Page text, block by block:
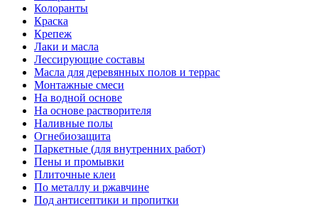
Колоранты
Краска
Крепеж
Лаки и масла
Лессирующие составы
Масла для деревянных полов и террас
Монтажные смеси
На водной основе
На основе растворителя
Наливные полы
Огнебиозащита
Паркетные (для внутренних работ)
Пены и промывки
Плиточные клеи
По металлу и ржавчине
Под антисептики и пропитки